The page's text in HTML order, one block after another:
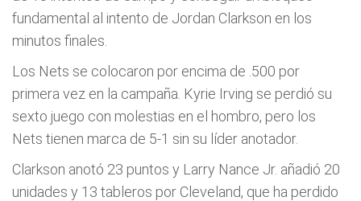
fundamental al intento de Jordan Clarkson en los
minutos finales.
Los Nets se colocaron por encima de .500 por
primera vez en la campaña. Kyrie Irving se perdió su
sexto juego con molestias en el hombro, pero los
Nets tienen marca de 5-1 sin su líder anotador.
Clarkson anotó 23 puntos y Larry Nance Jr. añadió 20
unidades y 13 tableros por Cleveland, que ha perdido